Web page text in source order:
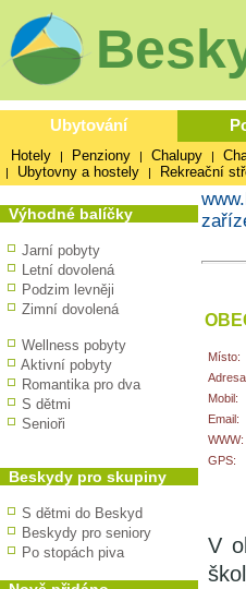
Ubytování
Hotely | Penziony | Chalupy |
| Ubytovny a hostely | Rekreační
Výhodné balíčky
Jarní pobyty
Letní dovolená
Podzim levněji
Zimní dovolená
Wellness pobyty
Aktivní pobyty
Romantika pro dva
S dětmi
Senioři
Beskydy pro skupiny
S dětmi do Beskyd
Beskydy pro seniory
Po stopách piva
Místo:
Mobil:
Email:
WWW:
GPS:
V